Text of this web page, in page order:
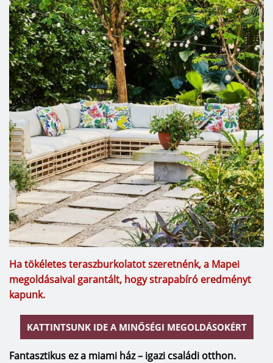
Ha tökéletes teraszburkolatot szeretnénk, a Mapei
megoldásaival garantált, hogy strapabíró eredményt
kapunk.
KATTINTSUNK IDE A MINŐSÉGI MEGOLDÁSOKÉRT
Fantasztikus ez a miami ház – igazi családi otthon.